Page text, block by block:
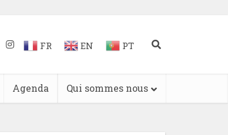
FR EN PT
Agenda Qui sommes nous